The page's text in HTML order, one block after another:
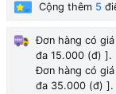
Cộng thêm 5
Đơn hàng có
đa 15.000 (đ) ].
Đơn hàng có
đa 35.000 (đ) ].